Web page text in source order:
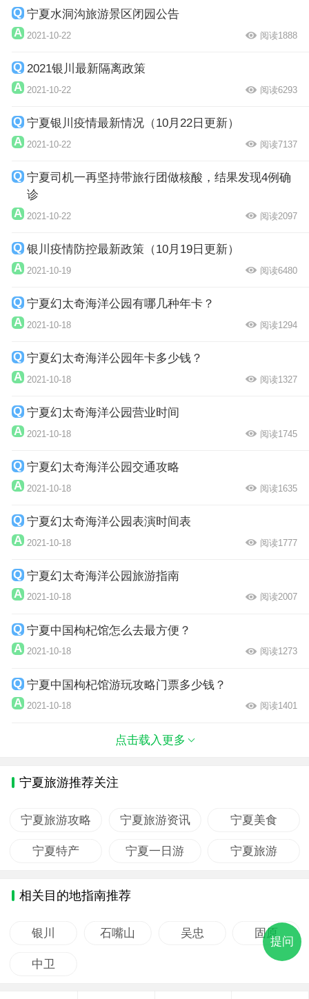
宁夏水洞沟旅游景区闭园公告
2021-10-22 阅读1888
2021银川最新隔离政策
2021-10-22 阅读6293
宁夏银川疫情最新情况（10月22日更新）
2021-10-22 阅读7137
宁夏司机一再坚持带旅行团做核酸，结果发现4例确
诊
2021-10-22 阅读2097
银川疫情防控最新政策（10月19日更新）
2021-10-19 阅读6480
宁夏幻太奇海洋公园有哪几种年卡？
2021-10-18 阅读1294
宁夏幻太奇海洋公园年卡多少钱？
2021-10-18 阅读1327
宁夏幻太奇海洋公园营业时间
2021-10-18 阅读1745
宁夏幻太奇海洋公园交通攻略
2021-10-18 阅读1635
宁夏幻太奇海洋公园表演时间表
2021-10-18 阅读1777
宁夏幻太奇海洋公园旅游指南
2021-10-18 阅读2007
宁夏中国枸杞馆怎么去最方便？
2021-10-18 阅读1273
宁夏中国枸杞馆游玩攻略门票多少钱？
2021-10-18 阅读1401
点击载入更多
宁夏旅游推荐关注
宁夏旅游攻略 宁夏旅游资讯 宁夏美食
宁夏特产 宁夏一日游 宁夏旅游
相关目的地指南推荐
银川 石嘴山 吴忠 固原
中卫
提问